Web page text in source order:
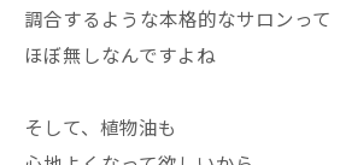
調合するような本格的なサロンって
ほぼ無しなんですよね
そして、植物油も